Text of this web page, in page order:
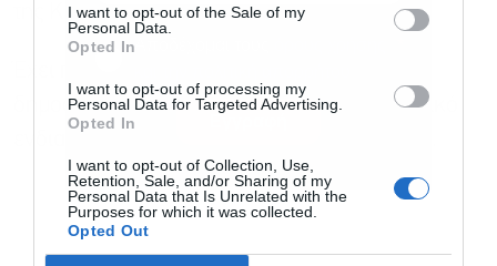
I want to opt-out of the Sale of my
Personal Data.
Opted In
I want to opt-out of processing my
Personal Data for Targeted Advertising.
Opted In
I want to opt-out of Collection, Use,
Retention, Sale, and/or Sharing of my
Personal Data that Is Unrelated with the
Purposes for which it was collected.
Opted Out
της ΚΕΔΕ (2015-2019).
δημοσιεύσεων, έχοντας, μεταξύ άλλων, ειδικό
Αποδέχομαι τους